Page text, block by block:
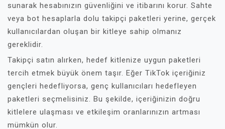
sunarak hesabınızın güvenliğini ve itibarını korur. Sahte
veya bot hesaplarla dolu takipçi paketleri yerine, gerçek
kullanıcılardan oluşan bir kitleye sahip olmanız
gereklidir.
Takipçi satın alırken, hedef kitlenize uygun paketleri
tercih etmek büyük önem taşır. Eğer TikTok içeriğiniz
gençleri hedefliyorsa, genç kullanıcıları hedefleyen
paketleri seçmelisiniz. Bu şekilde, içeriğinizin doğru
kitlelere ulaşması ve etkileşim oranlarınızın artması
mümkün olur.